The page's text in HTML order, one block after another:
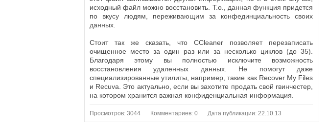
исходный файл можно восстановить. Т.о., данная функция придется
по вкусу людям, переживающим за конфединциальность своих
данных.
Стоит так же сказать, что CCleaner позволяет перезаписать
очищенное место за один раз или за несколько циклов (до 35).
Благодаря этому вы полностью исключите возможность
восстановления удаленных данных. Не помогут даже
специализированные утилиты, например, такие как Reсover My Files
и Recuva. Это актуально, если вы захотите продать свой rвинчестер,
на котором хранится важная конфиденциальная информация.
Просмотров: 3044 Комментариев: 0 Дата публикации: 22.10.13